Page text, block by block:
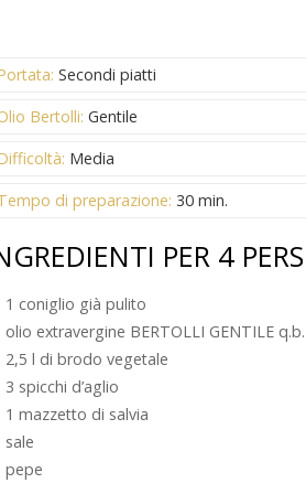
Secondi piatti
Bertolli: Gentile
Media
di preparazione: 30 min.
PER 4
1 coniglio già pulito
olio extravergine BERTOLLI GENTILE q.b.
2,5 l di brodo vegetale
3 spicchi d’aglio
1 mazzetto di salvia
sale
pepe